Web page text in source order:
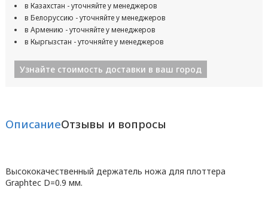
в Казахстан - уточняйте у менеджеров
в Белоруссию - уточняйте у менеджеров
в Армению - уточняйте у менеджеров
в Кыргызстан - уточняйте у менеджеров
Узнайте стоимость доставки в ваш город
ОписаниеОтзывы и вопросы
Высококачественный держатель ножа для плоттера
Graphtec D=0.9 мм.